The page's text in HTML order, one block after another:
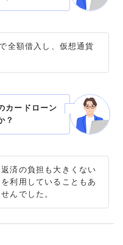
全額借入し、仮想通貨
カードローン
？
済の負担も大きくない
利用していることもあ
んでした。